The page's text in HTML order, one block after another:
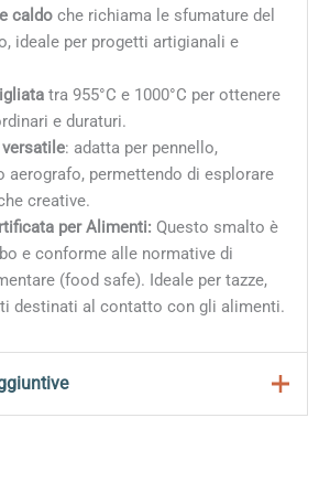
caldoche richiama le sfumature del
ideale per progetti artigianali e
tra 955°C e 1000°C per ottenere
e duraturi.
: adatta per pennello,
aerografo, permettendo di esplorare
creative.
per Alimenti: Questo smalto è
e conforme alle normative di
(food safe). Ideale per tazze,
destinati al contatto con gli alimenti.